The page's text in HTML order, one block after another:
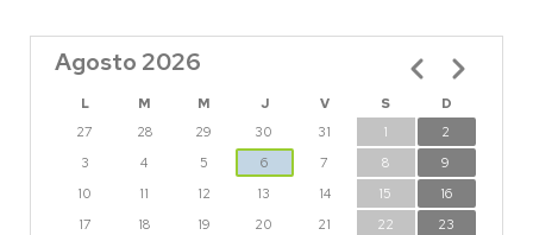
Agosto 2026
L M M J V S
D
27
28 29 30 31 1
2
3
4 5 6 7 8
9
10
11 12 13 14 15
16
17
18 19 20 21 22
23
Paginación